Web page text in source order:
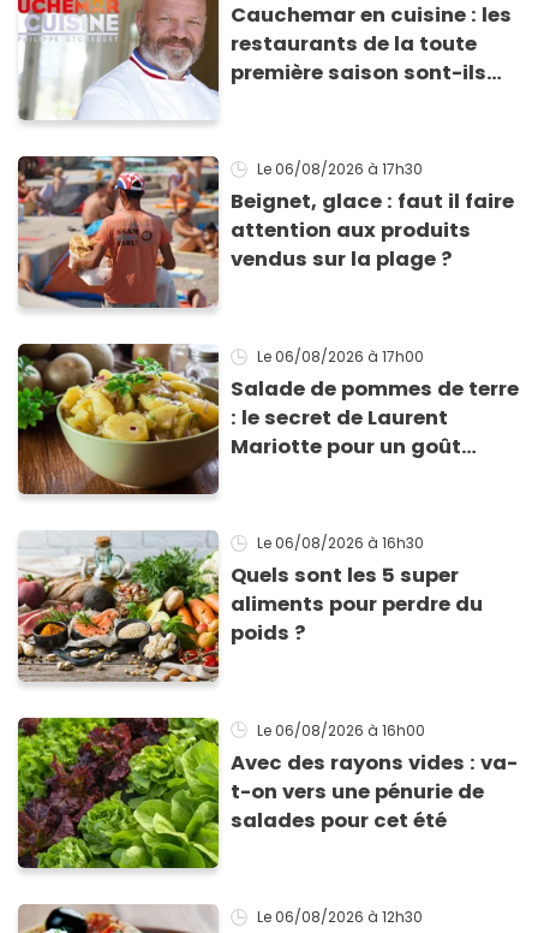
Cauchemar en cuisine : les
restaurants de la toute
première saison sont-ils
Le 06/08/2026 à 17h30
Beignet, glace : faut il faire
attention aux produits
vendus sur la plage ?
Le 06/08/2026 à 17h00
Salade de pommes de terre
: le secret de Laurent
Mariotte pour un goût
Le 06/08/2026 à 16h30
Quels sont les 5 super
aliments pour perdre du
poids ?
Le 06/08/2026 à 16h00
Avec des rayons vides : va-
t-on vers une pénurie de
salades pour cet été
Le 06/08/2026 à 12h30